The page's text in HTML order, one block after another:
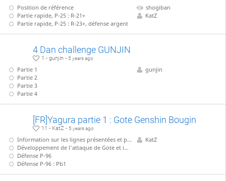
Position de référence
Partie rapide, P-25 : R-21+
Partie rapide, P-25 : R-23+, défense argent
shogiban
KatZ
4 Dan challenge GUNJIN
1 - gunjin - 5 years ago
Partie 1
Partie 2
Partie 3
Partie 4
gunjin
[FR]Yagura partie 1 : Gote Genshin Bougin
11 - KatZ - 5 years ago
Information sur les lignes présentées et position de référence
Développement de l'attaque de Gote et idée générale
Défense P-96
Défense P-96 : Pb1
KatZ